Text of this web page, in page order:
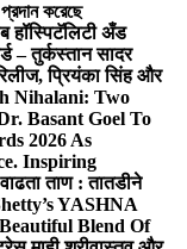
করেছে
हॉस्पिटॅलिटी अँड
– तुर्कस्तान सादर
प्रियंका सिंह और
Nihalani: Two
Basant Goel To
2026 As
Inspiring
ताण : तातडीने
YASHNA
Blend Of